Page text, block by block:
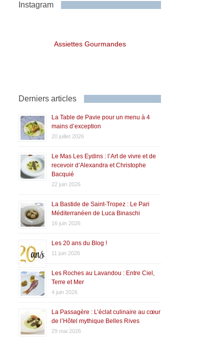
Instagram
Assiettes Gourmandes
Derniers articles
La Table de Pavie pour un menu à 4
mains d’exception
20 juillet 2026
Le Mas Les Eydins : l’Art de vivre et de
recevoir d’Alexandra et Christophe
Bacquié
22 juin 2026
La Bastide de Saint-Tropez : Le Pari
Méditerranéen de Luca Binaschi
16 juin 2026
Les 20 ans du Blog !
11 juin 2026
Les Roches au Lavandou : Entre Ciel,
Terre et Mer
4 juin 2026
La Passagère : L’éclat culinaire au cœur
de l’Hôtel mythique Belles Rives
29 mai 2026